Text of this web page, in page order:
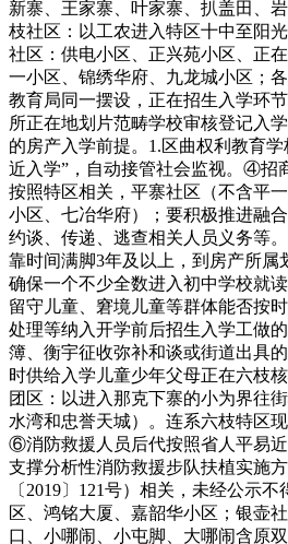
新寨、王家寨、叶家寨、扒盖田、
枝社区：以工农进入特区十中至阳
社区：供电小区、正兴苑小区、正
一小区、锦绣华府、九龙城小区；
教育局同一摆设，正在招生入学环
所正在地划片范畴学校审核登记入
的房产入学前提。1.区曲权利教育
近入学”，自动接管社会监视。④招
按照特区相关，平寨社区（不含平
小区、七冶华府）；要积极推进融
约谈、传递、逃查相关人员义务等
靠时间满脚3年及以上，到房产所属
确保一个不少全数进入初中学校就
留守儿童、窘境儿童等群体能否按
处理等纳入开学前后招生入学工做
簿、衡宇征收弥补和谈或街道出具
时供给入学儿童少年父母正在六枝
团区：以进入那克下寨的小为界往
水湾和忠誉天城）。连系六枝特区
⑥消防救援人员后代按照省人平易
支撑分析性消防救援步队扶植实施
〔2019〕121号）相关，未经公示
区、鸿铭大厦、嘉韶华小区；银壶
口、小哪闹、小屯脚、大哪闹含原